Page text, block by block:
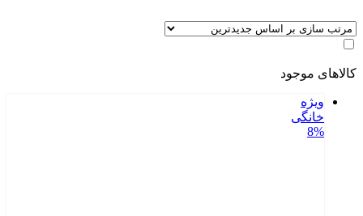
کالاهای موجود
ویژه
خانگی
8%